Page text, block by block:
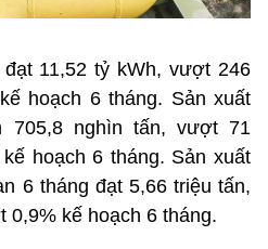
11,52 tỷ kWh, vượt 246
hoạch 6 tháng. Sản xuất
705,8 nghìn tấn, vượt 71
hoạch 6 tháng. Sản xuất
6 tháng đạt 5,66 triệu tấn,
kế hoạch 6 tháng.